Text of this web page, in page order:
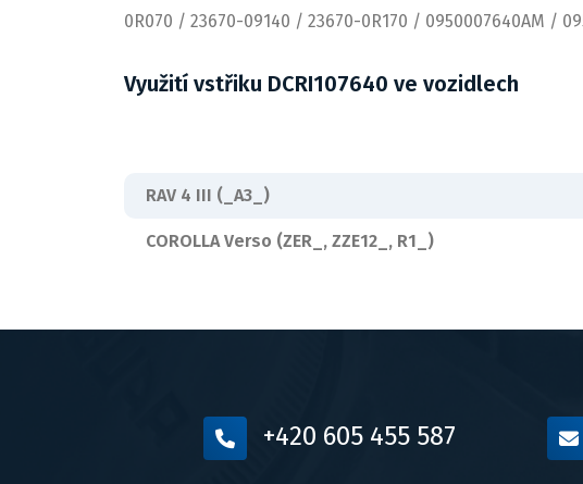
0R070 / 23670-09140 / 23670-0R170 / 0950007640AM /
Využití vstřiku DCRI107640 ve vozidlech
RAV 4 III (_A3_)
COROLLA Verso (ZER_, ZZE12_, R1_)
+420 605 455 587